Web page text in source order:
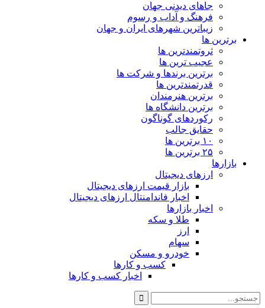
جاهای دیدنی جهان
فرهنگ و آداب و رسوم
زیباترین شهرهای ایران و جهان
برترین ها
ثروتمندترین ها
عجیب ترین ها
برترین برندها و شرکت ها
قدرتمندترین ها
برترین هنرمندان
برترین دانشگاه ها
رکوردهای گوناگون
حقایق جالب
۱۰ برترین ها
۲۵ برترین ها
بازارها
ارزهای دیجیتال
بازار قیمت ارزهای دیجیتال
اخبار فاندامنتال ارزهای دیجیتال
اخبار بازارها
طلا و سکه
ارز
سهام
خودرو و مسکن
کسب و کارها
اخبار کسب و کارها